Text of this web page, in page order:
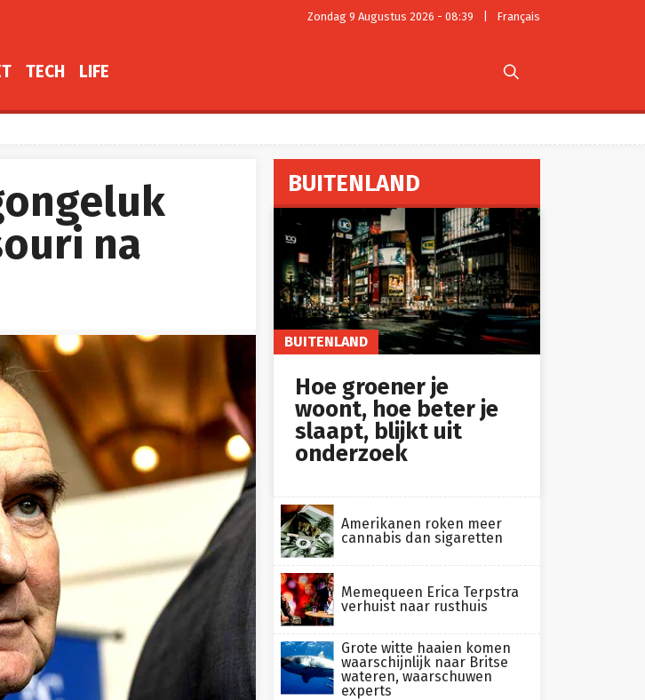
Zondag 9 Augustus 2026 - 08:39 Français
TECH LIFE 
na
BUITENLAND
BUITENLAND
Hoe groener je
woont, hoe beter je
slaapt, blijkt uit
onderzoek
Amerikanen roken meer
cannabis dan sigaretten
Memequeen Erica Terpstra
verhuist naar rusthuis
Grote witte haaien komen
waarschijnlijk naar Britse
wateren, waarschuwen
experts